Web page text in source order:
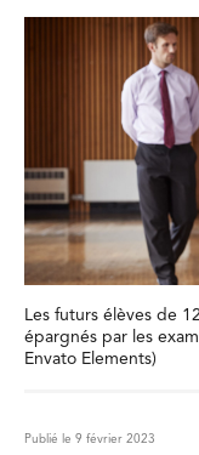
Les futurs élèves de
épargnés par les
Envato Elements)
Publié le 9 février 2023